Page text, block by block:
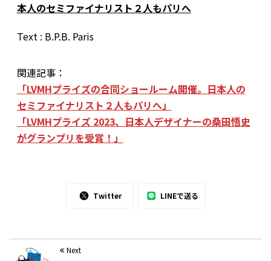
本人のセミファイナリスト２人もパリへ
Text : B.P.B. Paris
関連記事：
「LVMHプライズの合同ショールーム開催。日本人の
セミファイナリスト２人もパリへ」
「LVMHプライズ 2023、日本人デザイナーの桑田悟史
がグランプリを受賞！」
Twitter LINEで送る
Next